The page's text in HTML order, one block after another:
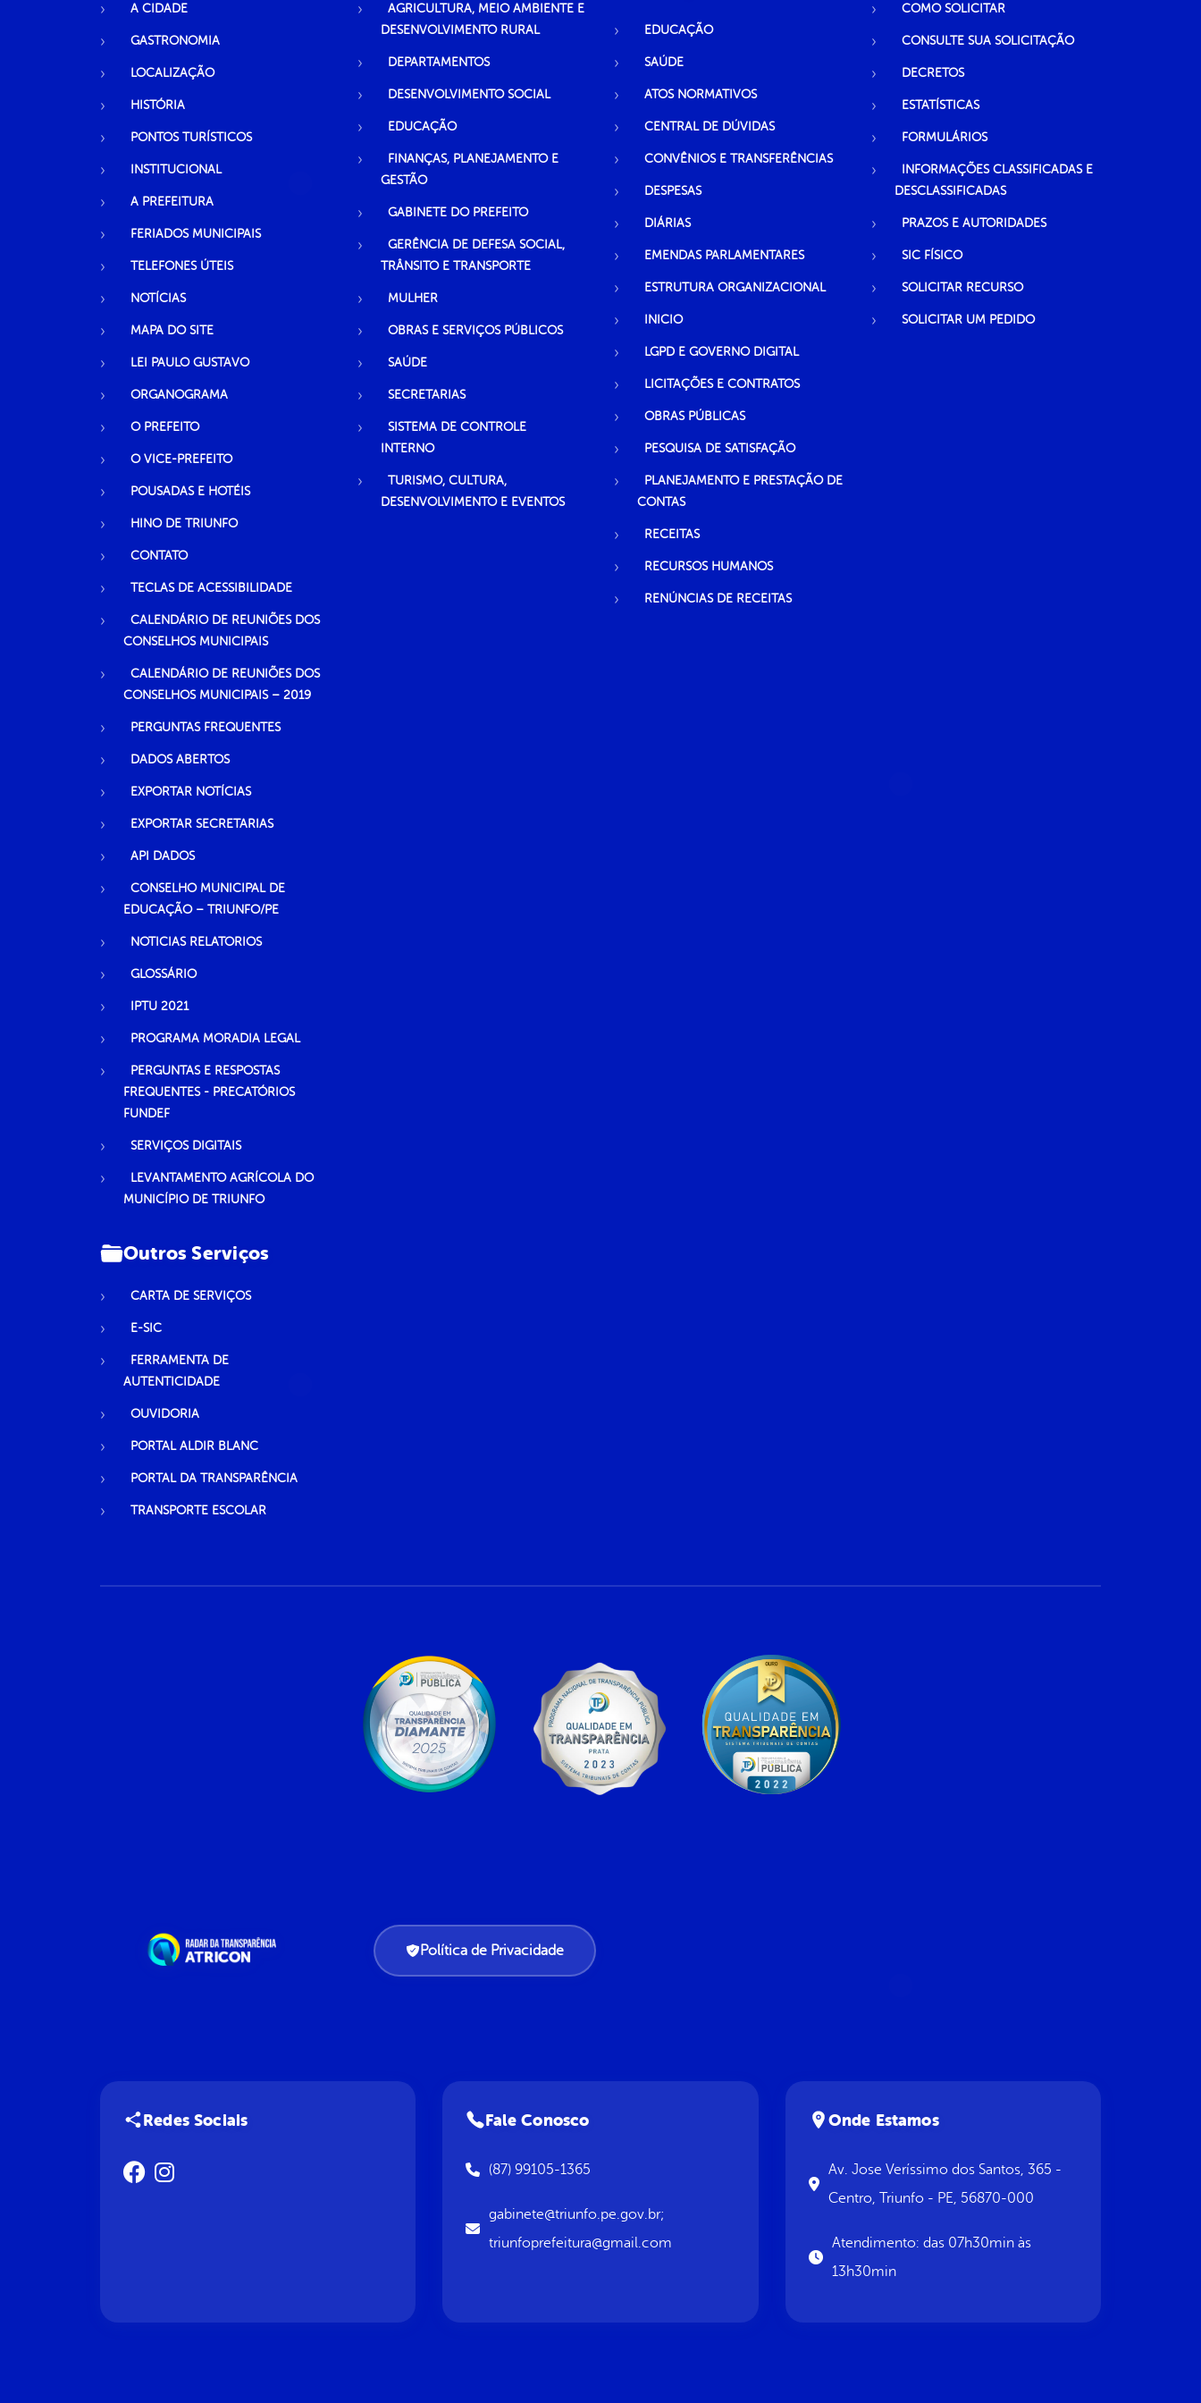
A CIDADE
GASTRONOMIA
LOCALIZAÇÃO
HISTÓRIA
PONTOS TURÍSTICOS
INSTITUCIONAL
A PREFEITURA
FERIADOS MUNICIPAIS
TELEFONES ÚTEIS
NOTÍCIAS
MAPA DO SITE
LEI PAULO GUSTAVO
ORGANOGRAMA
O PREFEITO
O VICE-PREFEITO
POUSADAS E HOTÉIS
HINO DE TRIUNFO
CONTATO
TECLAS DE ACESSIBILIDADE
CALENDÁRIO DE REUNIÕES DOS
CONSELHOS MUNICIPAIS
CALENDÁRIO DE REUNIÕES DOS
CONSELHOS MUNICIPAIS – 2019
PERGUNTAS FREQUENTES
DADOS ABERTOS
EXPORTAR NOTÍCIAS
EXPORTAR SECRETARIAS
API DADOS
CONSELHO MUNICIPAL DE
EDUCAÇÃO – TRIUNFO/PE
NOTICIAS RELATORIOS
GLOSSÁRIO
IPTU 2021
PROGRAMA MORADIA LEGAL
PERGUNTAS E RESPOSTAS
FREQUENTES - PRECATÓRIOS
FUNDEF
SERVIÇOS DIGITAIS
LEVANTAMENTO AGRÍCOLA DO
MUNICÍPIO DE TRIUNFO
AGRICULTURA, MEIO AMBIENTE E
DESENVOLVIMENTO RURAL
DEPARTAMENTOS
DESENVOLVIMENTO SOCIAL
EDUCAÇÃO
FINANÇAS, PLANEJAMENTO E
GESTÃO
GABINETE DO PREFEITO
GERÊNCIA DE DEFESA SOCIAL,
TRÂNSITO E TRANSPORTE
MULHER
OBRAS E SERVIÇOS PÚBLICOS
SAÚDE
SECRETARIAS
SISTEMA DE CONTROLE
INTERNO
TURISMO, CULTURA,
DESENVOLVIMENTO E EVENTOS
EDUCAÇÃO
SAÚDE
ATOS NORMATIVOS
CENTRAL DE DÚVIDAS
CONVÊNIOS E TRANSFERÊNCIAS
DESPESAS
DIÁRIAS
EMENDAS PARLAMENTARES
ESTRUTURA ORGANIZACIONAL
INICIO
LGPD E GOVERNO DIGITAL
LICITAÇÕES E CONTRATOS
OBRAS PÚBLICAS
PESQUISA DE SATISFAÇÃO
PLANEJAMENTO E PRESTAÇÃO DE
CONTAS
RECEITAS
RECURSOS HUMANOS
RENÚNCIAS DE RECEITAS
COMO SOLICITAR
CONSULTE SUA SOLICITAÇÃO
DECRETOS
ESTATÍSTICAS
FORMULÁRIOS
INFORMAÇÕES CLASSIFICADAS E
DESCLASSIFICADAS
PRAZOS E AUTORIDADES
SIC FÍSICO
SOLICITAR RECURSO
SOLICITAR UM PEDIDO
Outros Serviços
CARTA DE SERVIÇOS
E-SIC
FERRAMENTA DE
AUTENTICIDADE
OUVIDORIA
PORTAL ALDIR BLANC
PORTAL DA TRANSPARÊNCIA
TRANSPORTE ESCOLAR
Política de Privacidade
Redes Sociais Fale Conosco
(87) 99105-1365
gabinete@triunfo.pe.gov.br;
triunfoprefeitura@gmail.com
Onde Estamos
Av. Jose Veríssimo dos Santos, 365 -
Centro, Triunfo - PE, 56870-000
Atendimento: das 07h30min às
13h30min